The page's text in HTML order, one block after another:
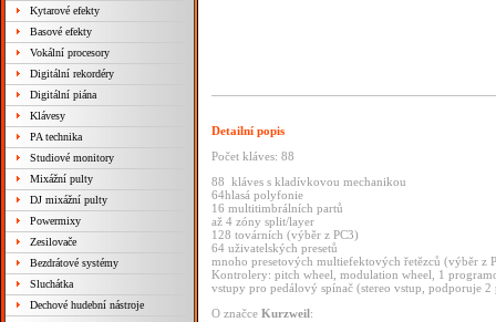
Kytarové efekty
Basové efekty
Vokální procesory
Digitální rekordéry
Digitální piána
Klávesy
PA technika
Studiové monitory
Mixážní pulty
DJ mixážní pulty
Powermixy
Zesilovače
Bezdrátové systémy
Sluchátka
Dechové hudební nástroje
Detailní popis
Počet kláves: 88
88 kláves s kladívkovou mechanikou
64hlasá polyfonie
16 multitimbrálních partů
až 4 zóny split/layer
128 továrních (výběr z PC3)
64 uživatelských presetů
mnoho presetových multiefektových řetězců (výběr z
Kontrolery: pitch wheel, modulation wheel, 1
vstupy pro pedálový spínač (stereo vstup, podporuje
O značce Kurzweil: